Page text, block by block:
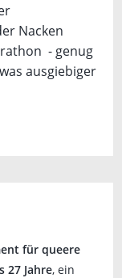
Nacken
- genug
ausgiebiger
für queere
27 Jahre, ein